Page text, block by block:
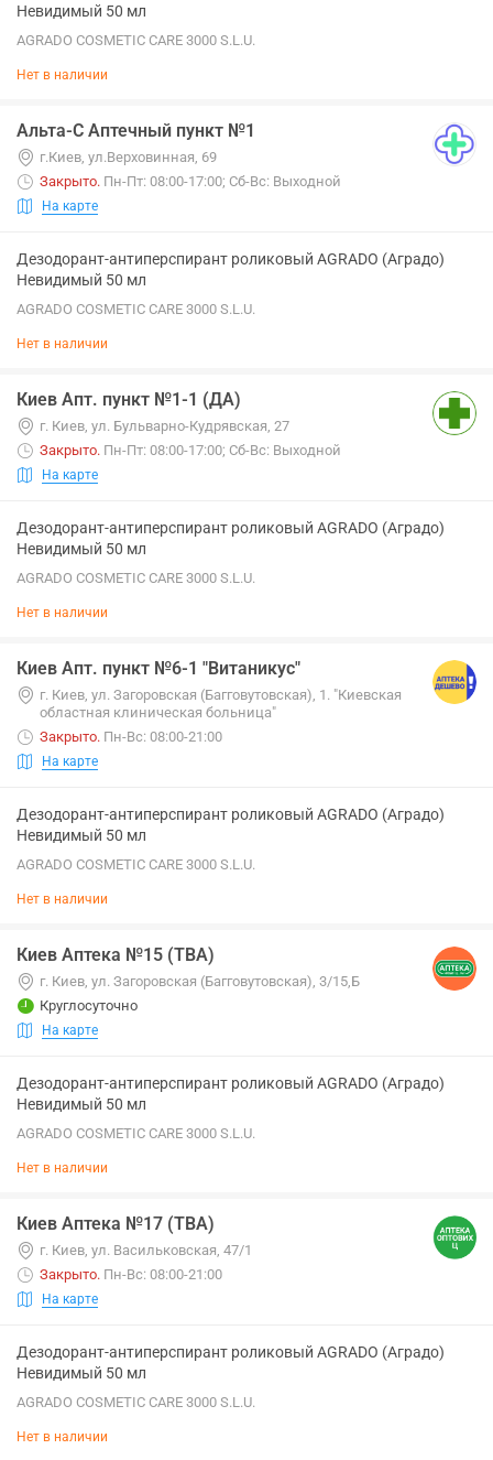
Невидимый 50 мл
AGRADO COSMETIC CARE 3000 S.L.U.
Нет в наличии
Альта-С Аптечный пункт №1
г.Киев, ул.Верховинная, 69
Закрыто. Пн-Пт: 08:00-17:00; Сб-Вс: Выходной
На карте
Дезодорант-антиперспирант роликовый AGRADO (Аградо)
Невидимый 50 мл
AGRADO COSMETIC CARE 3000 S.L.U.
Нет в наличии
Киев Апт. пункт №1-1 (ДА)
г. Киев, ул. Бульварно-Кудрявская, 27
Закрыто. Пн-Пт: 08:00-17:00; Сб-Вс: Выходной
На карте
Дезодорант-антиперспирант роликовый AGRADO (Аградо)
Невидимый 50 мл
AGRADO COSMETIC CARE 3000 S.L.U.
Нет в наличии
Киев Апт. пункт №6-1 "Витаникус"
г. Киев, ул. Загоровская (Багговутовская), 1. "Киевская
областная клиническая больница"
Закрыто. Пн-Вс: 08:00-21:00
На карте
Дезодорант-антиперспирант роликовый AGRADO (Аградо)
Невидимый 50 мл
AGRADO COSMETIC CARE 3000 S.L.U.
Нет в наличии
Киев Аптека №15 (ТВА)
г. Киев, ул. Загоровская (Багговутовская), 3/15,Б
Круглосуточно
На карте
Дезодорант-антиперспирант роликовый AGRADO (Аградо)
Невидимый 50 мл
AGRADO COSMETIC CARE 3000 S.L.U.
Нет в наличии
Киев Аптека №17 (ТВА)
г. Киев, ул. Васильковская, 47/1
Закрыто. Пн-Вс: 08:00-21:00
На карте
Дезодорант-антиперспирант роликовый AGRADO (Аградо)
Невидимый 50 мл
AGRADO COSMETIC CARE 3000 S.L.U.
Нет в наличии